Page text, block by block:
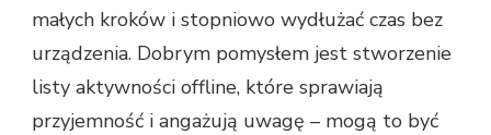
małych kroków i stopniowo wydłużać czas bez
urządzenia. Dobrym pomysłem jest stworzenie
listy aktywności offline, które sprawiają
przyjemność i angażują uwagę – mogą to być